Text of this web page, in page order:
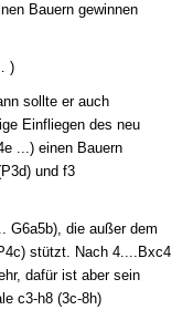
Bauern gewinnen
)
sollte er auch
Einfliegen des neu
...) einen Bauern
und f3
G6a5b), die außer dem
stützt. Nach 4.... Bxc4
dafür ist aber sein
c3-h8 (3c-8h)